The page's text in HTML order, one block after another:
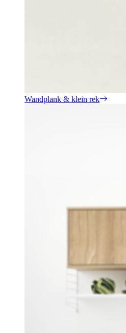
Wandplank & klein rek